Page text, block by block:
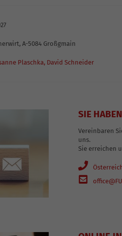
A-5084 Großgmain
Plaschka, David Schneider
SIE
Vereinbaren
uns.
Sie erreichen